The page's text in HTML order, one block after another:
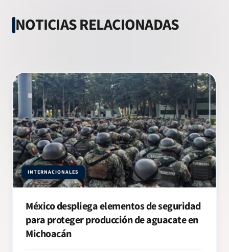
NOTICIAS RELACIONADAS
INTERNACIONALES
México despliega elementos de seguridad
para proteger producción de aguacate en
Michoacán